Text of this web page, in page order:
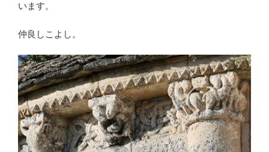
います。
仲良しこよし。